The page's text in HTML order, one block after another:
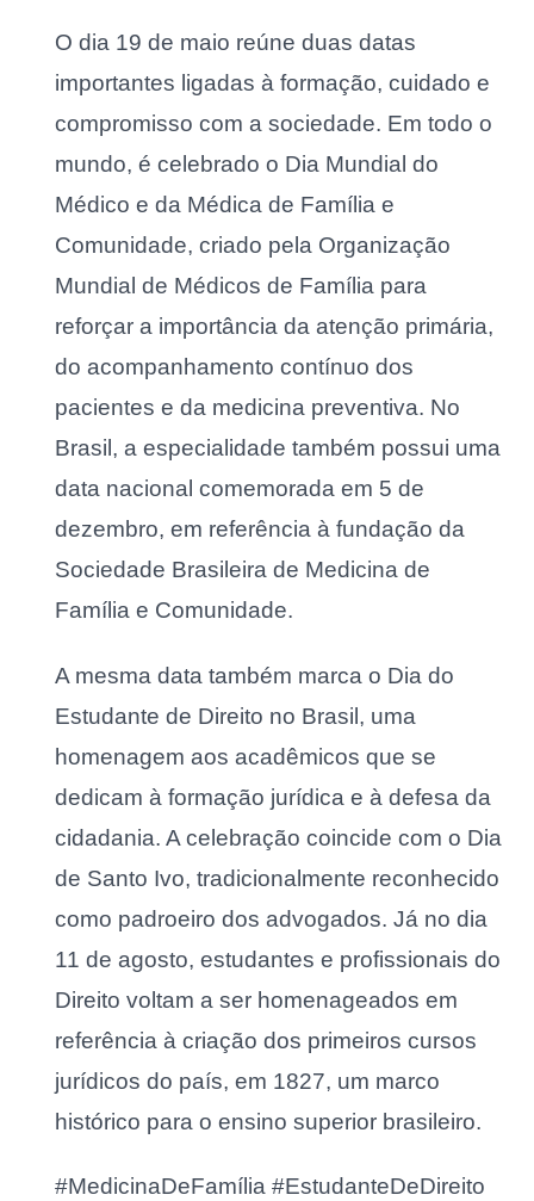
O dia 19 de maio reúne duas datas
importantes ligadas à formação, cuidado e
compromisso com a sociedade. Em todo o
mundo, é celebrado o Dia Mundial do
Médico e da Médica de Família e
Comunidade, criado pela Organização
Mundial de Médicos de Família para
reforçar a importância da atenção primária,
do acompanhamento contínuo dos
pacientes e da medicina preventiva. No
Brasil, a especialidade também possui uma
data nacional comemorada em 5 de
dezembro, em referência à fundação da
Sociedade Brasileira de Medicina de
Família e Comunidade.
A mesma data também marca o Dia do
Estudante de Direito no Brasil, uma
homenagem aos acadêmicos que se
dedicam à formação jurídica e à defesa da
cidadania. A celebração coincide com o Dia
de Santo Ivo, tradicionalmente reconhecido
como padroeiro dos advogados. Já no dia
11 de agosto, estudantes e profissionais do
Direito voltam a ser homenageados em
referência à criação dos primeiros cursos
jurídicos do país, em 1827, um marco
histórico para o ensino superior brasileiro.
#MedicinaDeFamília #EstudanteDeDireito